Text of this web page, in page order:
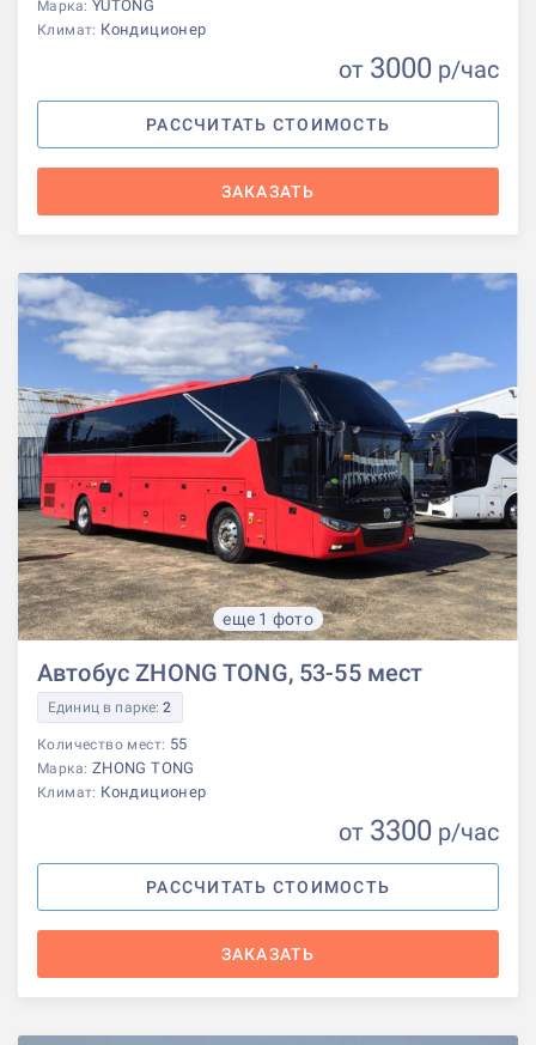
Марка: YUTONG
Климат: Кондиционер
от 3000 р/час
РАССЧИТАТЬ СТОИМОСТЬ
ЗАКАЗАТЬ
еще 1 фото
Автобус ZHONG TONG, 53-55 мест
Единиц в парке:2
Количество мест: 55
Марка: ZHONG TONG
Климат: Кондиционер
от 3300 р/час
РАССЧИТАТЬ СТОИМОСТЬ
ЗАКАЗАТЬ